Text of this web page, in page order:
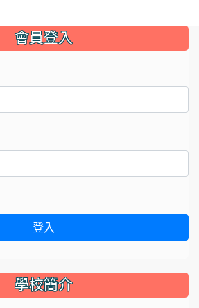
會員登入
登入
學校簡介